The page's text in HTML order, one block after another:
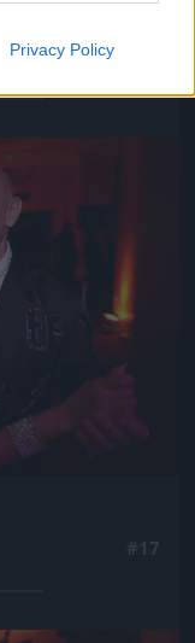
Privacy Policy